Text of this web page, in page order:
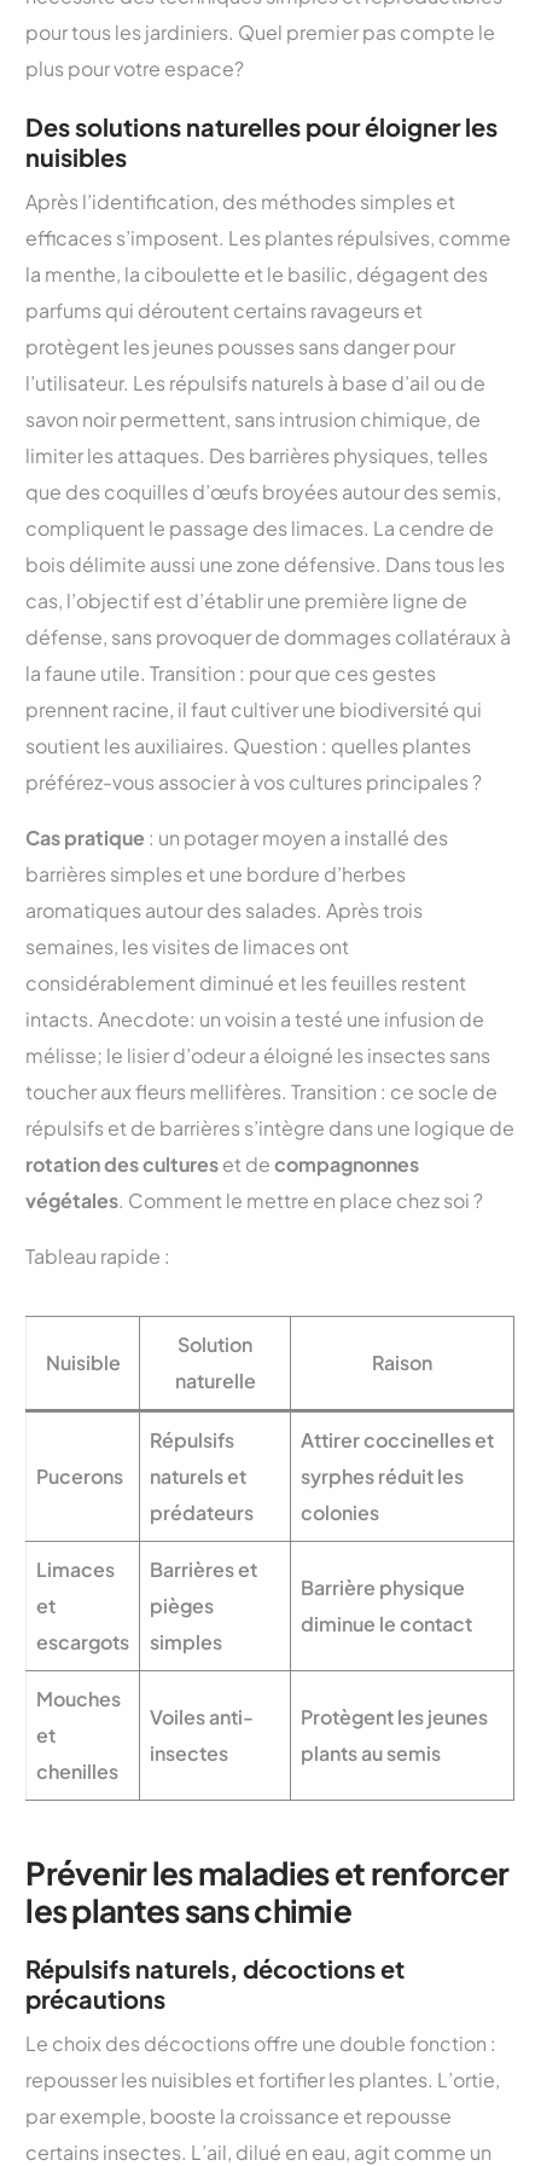
pour tous les jardiniers. Quel premier pas compte le
plus pour votre espace?
Des solutions naturelles pour éloigner les
nuisibles
Après l’identification, des méthodes simples et
efficaces s’imposent. Les plantes répulsives, comme
la menthe, la ciboulette et le basilic, dégagent des
parfums qui déroutent certains ravageurs et
protègent les jeunes pousses sans danger pour
l’utilisateur. Les répulsifs naturels à base d’ail ou de
savon noir permettent, sans intrusion chimique, de
limiter les attaques. Des barrières physiques, telles
que des coquilles d’œufs broyées autour des semis,
compliquent le passage des limaces. La cendre de
bois délimite aussi une zone défensive. Dans tous les
cas, l’objectif est d’établir une première ligne de
défense, sans provoquer de dommages collatéraux à
la faune utile. Transition : pour que ces gestes
prennent racine, il faut cultiver une biodiversité qui
soutient les auxiliaires. Question : quelles plantes
préférez-vous associer à vos cultures principales ?
Cas pratique : un potager moyen a installé des
barrières simples et une bordure d’herbes
aromatiques autour des salades. Après trois
semaines, les visites de limaces ont
considérablement diminué et les feuilles restent
intacts. Anecdote: un voisin a testé une infusion de
mélisse; le lisier d’odeur a éloigné les insectes sans
toucher aux fleurs mellifères. Transition : ce socle de
répulsifs et de barrières s’intègre dans une logique de
rotation des cultureset decompagnonnes
végétales. Comment le mettre en place chez soi ?
Tableau rapide :
Nuisible
Solution
naturelle
Raison
Pucerons
Répulsifs
naturels et
prédateurs
Attirer coccinelles et
syrphes réduit les
colonies
Limaces
et
escargots
Barrières et
pièges
simples
Barrière physique
diminue le contact
Mouches
et
chenilles
Voiles anti-
insectes
Protègent les jeunes
plants au semis
Prévenir les maladies et renforcer
les plantes sans chimie
Répulsifs naturels, décoctions et
précautions
Le choix des décoctions offre une double fonction :
repousser les nuisibles et fortifier les plantes. L’ortie,
par exemple, booste la croissance et repousse
certains insectes. L’ail, dilué en eau, agit comme un